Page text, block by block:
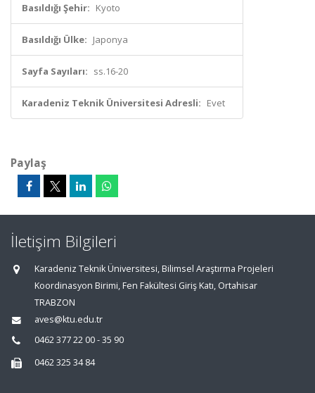
Basıldığı Şehir: Kyoto
Basıldığı Ülke: Japonya
Sayfa Sayıları: ss.16-20
Karadeniz Teknik Üniversitesi Adresli: Evet
Paylaş
İletişim Bilgileri
Karadeniz Teknik Üniversitesi, Bilimsel Araştırma Projeleri
Koordinasyon Birimi, Fen Fakültesi Giriş Katı, Ortahisar
TRABZON
aves@ktu.edu.tr
0462 377 22 00 - 35 90
0462 325 34 84